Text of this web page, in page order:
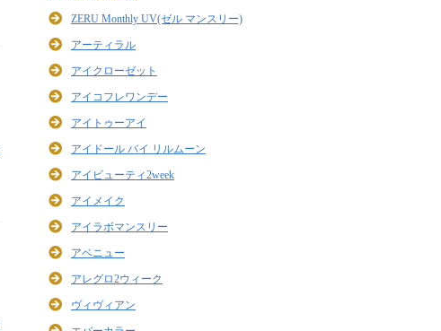
ZERU Monthly UV(ゼル マンスリー)
アーティラル
アイクローゼット
アイコフレワンデー
アイトゥーアイ
アイドール バイ リルムーン
アイビューティ2week
アイメイク
アイラボマンスリー
アベニュー
アレグロ2ウィーク
ヴィヴィアン